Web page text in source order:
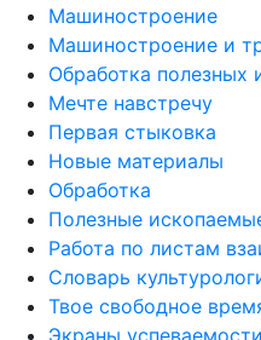
Машиностроение
Машиностроение и
Обработка полезных
Мечте навстречу
Первая стыковка
Новые материалы
Обработка
Полезные
Работа по листам
Словарь
Твое свободное
Экраны успеваемости